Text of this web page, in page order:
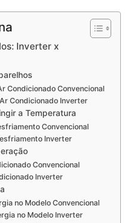
Inverter x
Condicionado Convencional
Condicionado Inverter
a Temperatura
Convencional
Inverter
Convencional
Inverter
no Modelo Convencional
no Modelo Inverter